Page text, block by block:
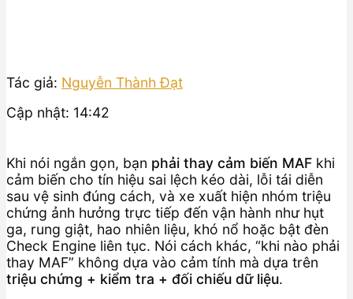
Tác giả: Nguyễn Thành Đạt
Cập nhật: 14:42
Khi nói ngắn gọn, bạn phải thay cảm biến MAF khi
cảm biến cho tín hiệu sai lệch kéo dài, lỗi tái diễn
sau vệ sinh đúng cách, và xe xuất hiện nhóm triệu
chứng ảnh hưởng trực tiếp đến vận hành như hụt
ga, rung giật, hao nhiên liệu, khó nổ hoặc bật đèn
Check Engine liên tục. Nói cách khác, “khi nào phải
thay MAF” không dựa vào cảm tính mà dựa trên
triệu chứng + kiểm tra + đối chiếu dữ liệu.